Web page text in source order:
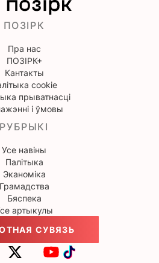
ПОЗІРК
Пра нас
ПОЗІРК+
Кантакты
cookie
прыватнасці
і ўмовы
РУБРЫКІ
Усе навіны
Палітыка
Эканоміка
Грамадства
Бяспека
артыкулы
СУВЯЗЬ